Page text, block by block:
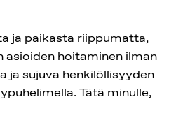
ja paikasta riippumatta,
asioiden hoitaminen ilman
ja sujuva henkilöllisyyden
Tätä minulle,